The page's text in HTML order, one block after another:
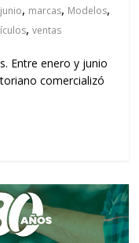
junio, marcas, Modelos,
,ventas
Entre enero y junio
comercializó